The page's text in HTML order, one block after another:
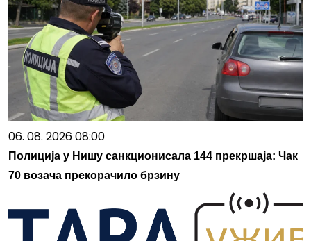
06. 08. 2026 08:00
Полиција у Нишу санкционисала 144 прекршаја: Чак
70 возача прекорачило брзину